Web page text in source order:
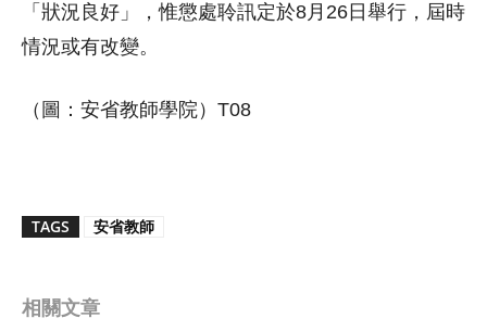
「狀況良好」，惟懲處聆訊定於8月26日舉行，屆時
情況或有改變。
（圖：安省教師學院）T08
TAGS 安省教師
相關文章